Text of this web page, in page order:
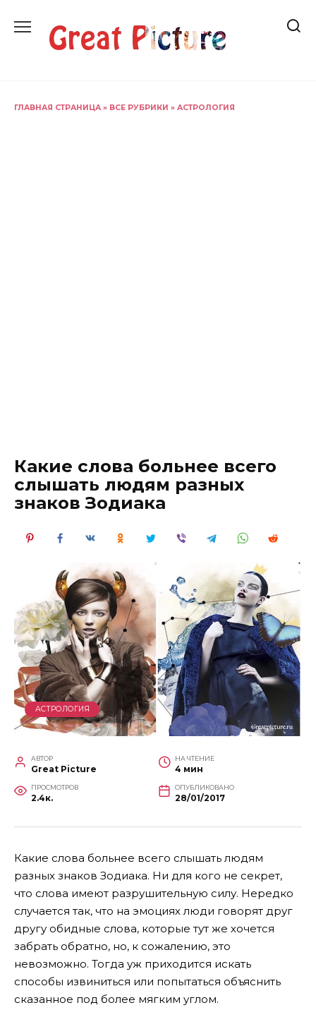
содержанию
ГЛАВНАЯ СТРАНИЦА » ВСЕ РУБРИКИ » АСТРОЛОГИЯ
Какие слова больнее всего
слышать людям разных
знаков Зодиака
АСТРОЛОГИЯ
АВТОР
Great Picture
НА ЧТЕНИЕ
4 мин
ПРОСМОТРОВ
2.4к.
ОПУБЛИКОВАНО
28/01/2017
Какие слова больнее всего слышать людям
разных знаков Зодиака. Ни для кого не секрет,
что слова имеют разрушительную силу. Нередко
случается так, что на эмоциях люди говорят друг
другу обидные слова, которые тут же хочется
забрать обратно, но, к сожалению, это
невозможно. Тогда уж приходится искать
способы извиниться или попытаться объяснить
сказанное под более мягким углом.